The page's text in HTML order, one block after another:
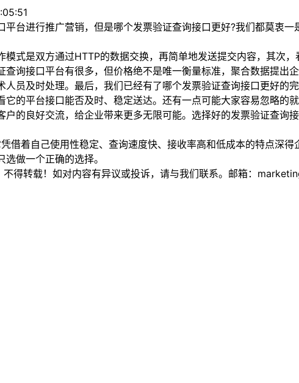
进行推广营销，但是哪个发票验证查询接口更好?我们都莫衷一
是双方通过HTTP的数据交换，再简单地发送提交内容，其次
询接口平台有很多，但价格绝不是唯一衡量标准，聚合数据提出
员及时处理。最后，我们已经有了哪个发票验证查询接口更好的
平台接口能否及时、稳定送达。还有一点可能大家容易忽略的
的良好交流，给企业带来更多无限可能。选择好的发票验证查询
借着自己使用性稳定、查询速度快、接收率高和低成本的特点深
做一个正确的选择。
不得转载！如对内容有异议或投诉，请与我们联系。邮箱：